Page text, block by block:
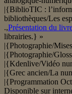
|{BiblioTIC :
bibliothèques/Les
.,Présentation du
librairies.} »
|{Photographie/
|{Photographie/
|{Kdenlive/Vidéo
|{Grec ancien/La
|{Programmation
Disponible sur